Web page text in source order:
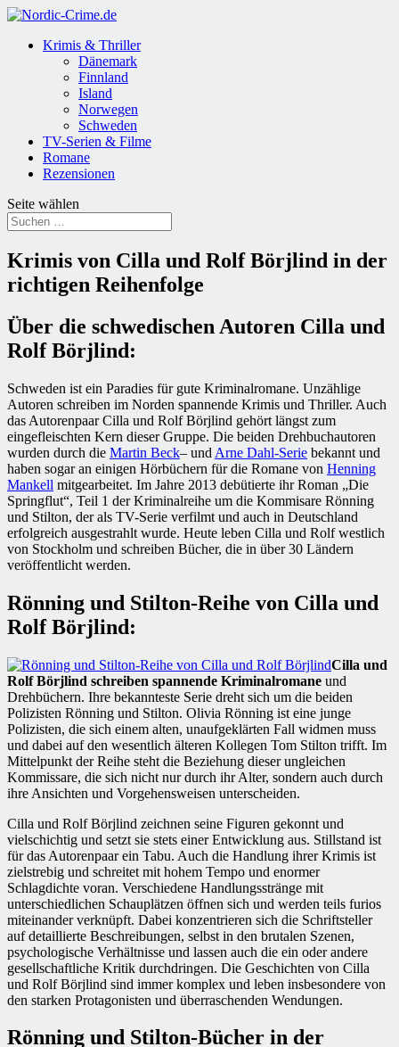
Krimis & Thriller
Dänemark
Finnland
Island
Norwegen
Schweden
TV-Serien & Filme
Romane
Rezensionen
Seite wählen
Krimis von Cilla und Rolf Börjlind in der
richtigen Reihenfolge
Über die schwedischen Autoren Cilla und
Rolf Börjlind:
Schweden ist ein Paradies für gute Kriminalromane. Unzählige
Autoren schreiben im Norden spannende Krimis und Thriller. Auch
das Autorenpaar Cilla und Rolf Börjlind gehört längst zum
eingefleischten Kern dieser Gruppe. Die beiden Drehbuchautoren
wurden durch die Martin Beck– und Arne Dahl-Serie bekannt und
haben sogar an einigen Hörbüchern für die Romane von Henning
Mankell mitgearbeitet. Im Jahre 2013 debütierte ihr Roman „Die
Springflut“, Teil 1 der Kriminalreihe um die Kommisare Rönning
und Stilton, der als TV-Serie verfilmt und auch in Deutschland
erfolgreich ausgestrahlt wurde. Heute leben Cilla und Rolf westlich
von Stockholm und schreiben Bücher, die in über 30 Ländern
veröffentlicht werden.
Rönning und Stilton-Reihe von Cilla und
Rolf Börjlind:
Cilla und
Rolf Börjlind schreiben spannende Kriminalromane und
Drehbüchern. Ihre bekannteste Serie dreht sich um die beiden
Polizisten Rönning und Stilton. Olivia Rönning ist eine junge
Polizisten, die sich einem alten, unaufgeklärten Fall widmen muss
und dabei auf den wesentlich älteren Kollegen Tom Stilton trifft. Im
Mittelpunkt der Reihe steht die Beziehung dieser ungleichen
Kommissare, die sich nicht nur durch ihr Alter, sondern auch durch
ihre Ansichten und Vorgehensweisen unterscheiden.
Cilla und Rolf Börjlind zeichnen seine Figuren gekonnt und
vielschichtig und setzt sie stets einer Entwicklung aus. Stillstand ist
für das Autorenpaar ein Tabu. Auch die Handlung ihrer Krimis ist
zielstrebig und schreitet mit hohem Tempo und enormer
Schlagdichte voran. Verschiedene Handlungsstränge mit
unterschiedlichen Schauplätzen öffnen sich und werden teils furios
miteinander verknüpft. Dabei konzentrieren sich die Schriftsteller
auf detaillierte Beschreibungen, selbst in den brutalen Szenen,
psychologische Verhältnisse und lassen auch die ein oder andere
gesellschaftliche Kritik durchdringen. Die Geschichten von Cilla
und Rolf Börjlind sind immer komplex und leben insbesondere von
den starken Protagonisten und überraschenden Wendungen.
Rönning und Stilton-Bücher in der